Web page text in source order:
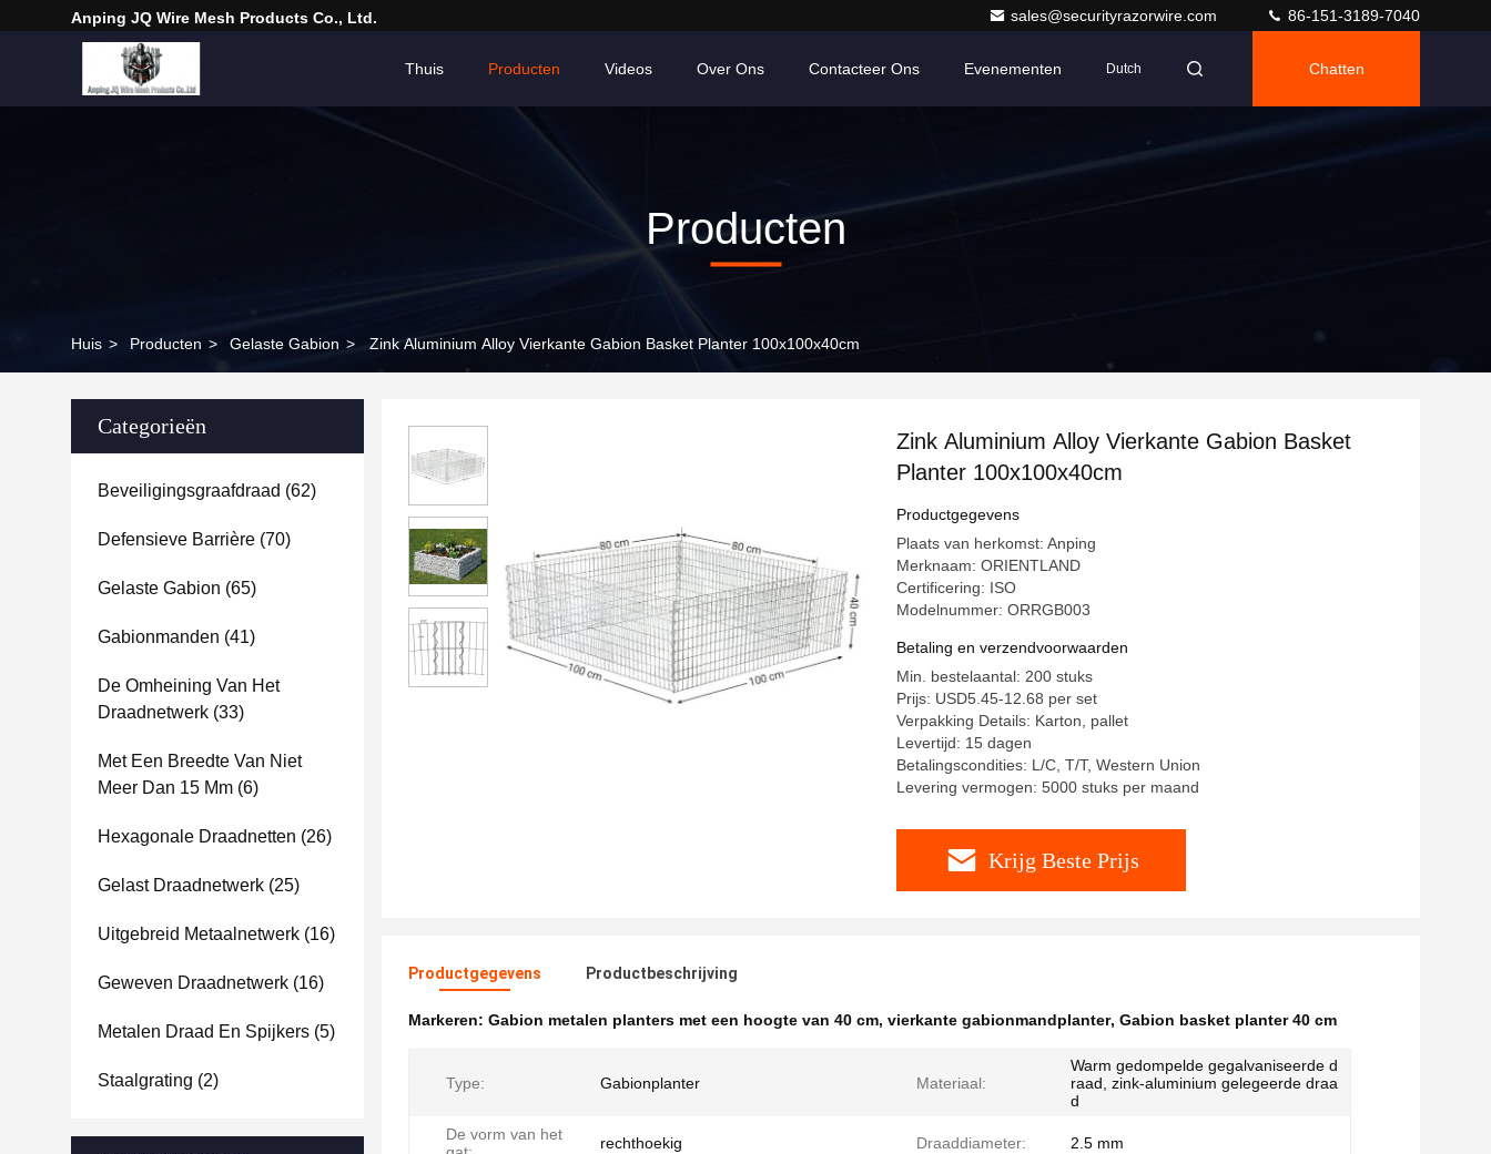
Anping JQ Wire Mesh Products Co., Ltd. sales@securityrazorwire.com 86-151-3189-7040
Thuis Producten Videos Over Ons Contacteer Ons Evenementen Dutch Chatten
Producten
Huis > Producten > Gelaste Gabion > Zink Aluminium Alloy Vierkante Gabion Basket Planter 100x100x40cm
Categorieën
Beveiligingsgraafdraad (62)
Defensieve Barrière (70)
Gelaste Gabion (65)
Gabionmanden (41)
De Omheining Van Het
Draadnetwerk (33)
Met Een Breedte Van Niet
Meer Dan 15 Mm (6)
Hexagonale Draadnetten (26)
Gelast Draadnetwerk (25)
Uitgebreid Metaalnetwerk (16)
Geweven Draadnetwerk (16)
Metalen Draad En Spijkers (5)
Staalgrating (2)
Zink Aluminium Alloy Vierkante Gabion Basket
Planter 100x100x40cm
Productgegevens
Plaats van herkomst: Anping
Merknaam: ORIENTLAND
Certificering: ISO
Modelnummer: ORRGB003
Betaling en verzendvoorwaarden
Min. bestelaantal: 200 stuks
Prijs: USD5.45-12.68 per set
Verpakking Details: Karton, pallet
Levertijd: 15 dagen
Betalingscondities: L/C, T/T, Western Union
Levering vermogen: 5000 stuks per maand
Krijg Beste Prijs
Productgegevens Productbeschrijving
Markeren: Gabion metalen planters met een hoogte van 40 cm, vierkante gabionmandplanter, Gabion basket planter 40 cm
Type: Gabionplanter Materiaal:
Warm gedompelde gegalvaniseerde d
raad, zink-aluminium gelegeerde draa
d
De vorm van het
rechthoekig Draaddiameter: 2.5 mm